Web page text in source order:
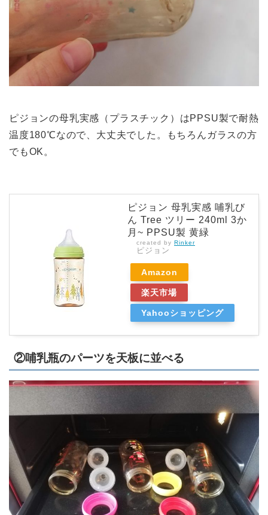
ピジョンの母乳実感（プラスチック）はPPSU製で耐熱
温度180℃なので、大丈夫でした。
もちろんガラスの方
でもOK。
ピジョン 母乳実感 哺乳び
ん Tree ツリー 240ml 3か
月~ PPSU製 黄緑
created by Rinker
ピジョン
Amazon
楽天市場
Yahooショッピング
②哺乳瓶のパーツを天板に並べる